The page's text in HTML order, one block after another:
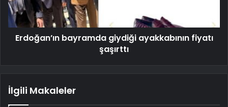
Erdoğan’ın bayramda giydiği ayakkabının fiyatı
şaşırttı
İlgili Makaleler